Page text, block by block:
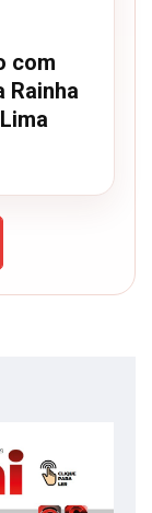
com
Rainha